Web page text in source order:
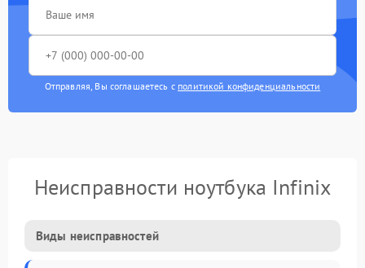
Отправляя, Вы соглашаетесь с политикой конфиденциальности
Неисправности ноутбука Infinix
Виды неисправностей